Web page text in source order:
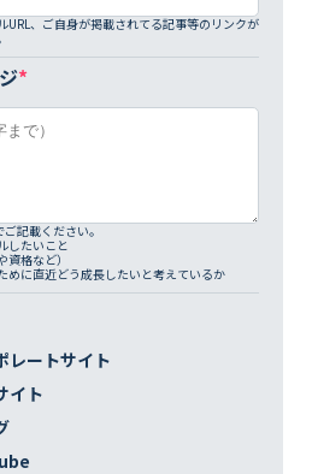
URL、ご自身が掲載されてる記事等のリンクが
*
記載ください。
したいこと
格など）
めに直近どう成長したいと考えているか
ートサイト
イト